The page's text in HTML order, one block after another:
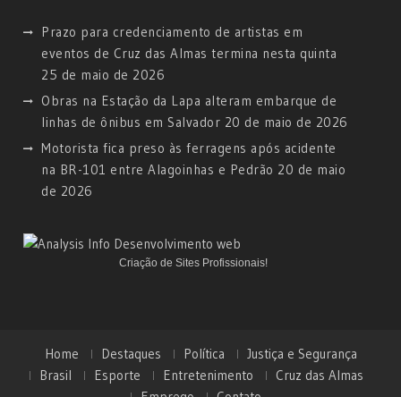
Prazo para credenciamento de artistas em
eventos de Cruz das Almas termina nesta quinta
25 de maio de 2026
Obras na Estação da Lapa alteram embarque de
linhas de ônibus em Salvador 20 de maio de 2026
Motorista fica preso às ferragens após acidente
na BR-101 entre Alagoinhas e Pedrão 20 de maio
de 2026
Criação de Sites Profissionais!
Home Destaques Política
Justiça e Segurança
Brasil
Esporte Entretenimento
Cruz das Almas